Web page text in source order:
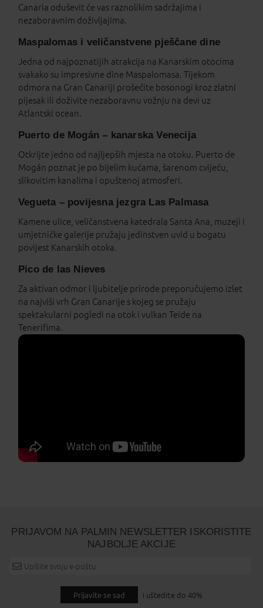
Canaria oduševit će vas raznolikim sadržajima i
nezaboravnim doživljajima.
Maspalomas i veličanstvene pješčane dine
Jedna od najpoznatijih atrakcija na Kanarskim otocima
svakako su impresivne dine Maspalomasa. Tijekom
odmora na Gran Canariji prošećite bosonogi kroz zlatni
pijesak ili doživite nezaboravnu vožnju na devi uz
Atlantski ocean.
Puerto de Mogán – kanarska Venecija
Otkrijte jedno od najljepših mjesta na otoku. Puerto de
Mogán poznat je po bijelim kućama, šarenom cvijeću,
slikovitim kanalima i opuštenoj atmosferi.
Vegueta – povijesna jezgra Las Palmasa
Kamene ulice, veličanstvena katedrala Santa Ana, muzeji i
umjetničke galerije pružaju jedinstven uvid u bogatu
povijest Kanarskih otoka.
Pico de las Nieves
Za aktivan odmor i ljubitelje prirode preporučujemo izlet
na najviši vrh Gran Canarije s kojeg se pružaju
spektakularni pogledi na otok i vulkan Teide na
Tenerifima.
PRIJAVOM NA PALMIN NEWSLETTER ISKORISTITE
NAJBOLJE AKCIJE
Prijavite se sad i uštedite do 40%